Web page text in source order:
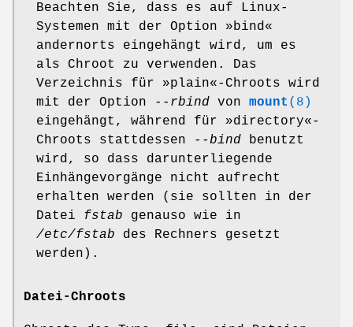
Beachten Sie, dass es auf Linux-
Systemen mit der Option »bind«
andernorts eingehängt wird, um es
als Chroot zu verwenden. Das
Verzeichnis für »plain«-Chroots wird
mit der Option
--rbind von mount (8)
eingehängt, während für »directory«-
Chroots stattdessen
--bind benutzt
wird, so dass darunterliegende
Einhängevorgänge nicht aufrecht
erhalten werden (sie sollten in der
Datei fstab genauso wie in
/etc/fstab des Rechners gesetzt
werden).
Datei-Chroots